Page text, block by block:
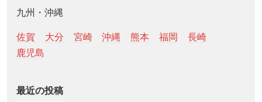
九州・沖縄
佐賀 大分 宮崎 沖縄 熊本 福岡
長崎
鹿児島
最近の投稿